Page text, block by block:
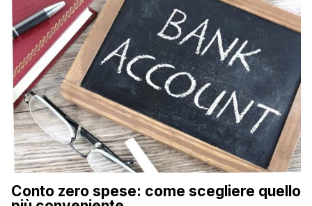
Conto zero spese: come scegliere quello